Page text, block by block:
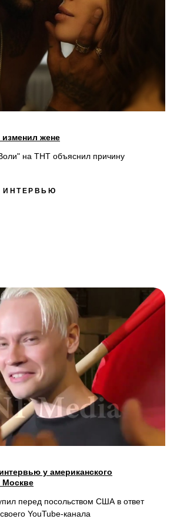
жене
на ТНТ объяснил причину
ИНТЕРВЬЮ
у американского
Москве
перед посольством США в ответ
YouTube-канала